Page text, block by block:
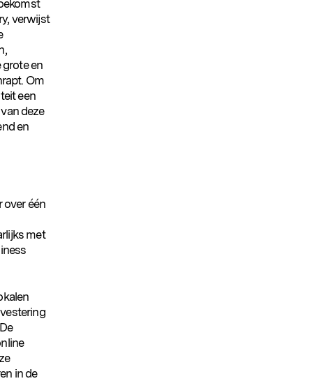
verwijst
grote en
Om
een
deze
en
over één
met
in de